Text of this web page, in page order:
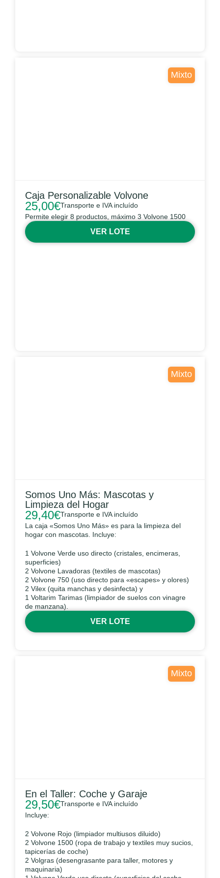
Mixto
Caja Personalizable Volvone
25,00€Transporte e IVA incluído
Permite elegir 8 productos, máximo 3 Volvone 1500
VER LOTE
Mixto
Somos Uno Más: Mascotas y
Limpieza del Hogar
29,40€Transporte e IVA incluído
La caja «Somos Uno Más» es para la limpieza del
hogar con mascotas. Incluye:
1 Volvone Verde uso directo (cristales, encimeras,
superficies)
2 Volvone Lavadoras (textiles de mascotas)
2 Volvone 750 (uso directo para «escapes» y olores)
2 Vilex (quita manchas y desinfecta) y
1 Voltarim Tarimas (limpiador de suelos con vinagre
de manzana).
VER LOTE
Mixto
En el Taller: Coche y Garaje
29,50€Transporte e IVA incluído
Incluye:
2 Volvone Rojo (limpiador multiusos diluido)
2 Volvone 1500 (ropa de trabajo y textiles muy sucios,
tapicerías de coche)
2 Volgras (desengrasante para taller, motores y
maquinaria)